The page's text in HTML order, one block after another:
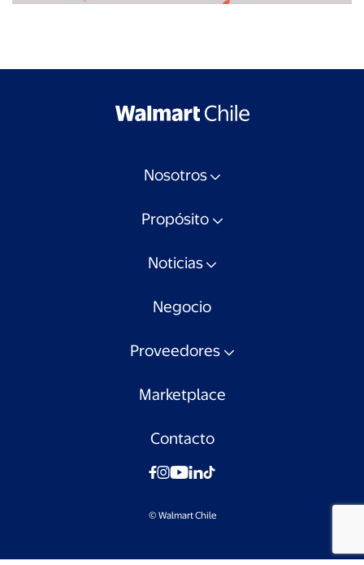
Nosotros
Propósito
Noticias
Negocio
Proveedores
Marketplace
Contacto
© Walmart Chile